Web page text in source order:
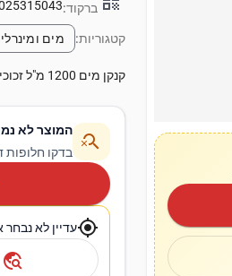
ברקוד:
קטגוריות: מים
קנקן מים 1200 מ"ל זכוכית מעוטרת מכסה נירוסטה
search_off
המוצר לא
בדקו חלופות
my_locationעדיין לא נבחר
travel_explore